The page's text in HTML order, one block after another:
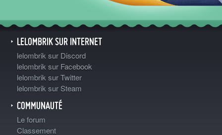
LELOMBRIK SUR INTERNET
lelombrik sur Discord
lelombrik sur Facebook
lelombrik sur Twitter
lelombrik sur Steam
COMMUNAUTÉ
Le forum
Classement